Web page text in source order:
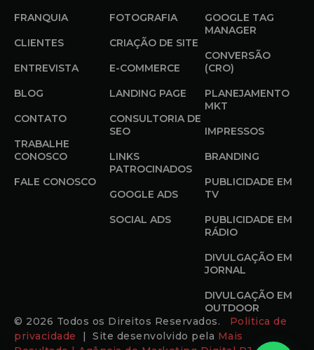
FRANQUIA
CLIENTES
ENTREVISTA
BLOG
CONTATO
TRABALHE
CONOSCO
FALE CONOSCO
FOTOGRAFIA
CRIAÇÃO DE SITE
E-COMMERCE
LANDING PAGE
CONSULTORIA DE
SEO
LINKS
PATROCINADOS
GOOGLE ADS
SOCIAL ADS
GOOGLE TAG
MANAGER
CONVERSÃO
(CRO)
PLANEJAMENTO
MKT
IMPRESSOS
BRANDING
PUBLICIDADE EM
TV
PUBLICIDADE EM
RÁDIO
DIVULGAÇÃO EM
JORNAL
DIVULGAÇÃO EM
OUTDOOR
© 2026 Todos os Direitos Reservados. Politica de
privacidade
| Site desenvolvido pela Mais